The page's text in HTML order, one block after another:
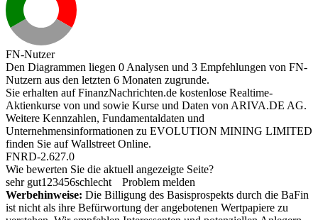
FN-Nutzer
Den Diagrammen liegen 0 Analysen und 3 Empfehlungen von FN-
Nutzern aus den letzten 6 Monaten zugrunde.
Sie erhalten auf FinanzNachrichten.de kostenlose Realtime-
Aktienkurse von und sowie Kurse und Daten von ARIVA.DE AG.
Weitere Kennzahlen, Fundamentaldaten und
Unternehmensinformationen zu EVOLUTION MINING LIMITED
finden Sie aufWallstreet Online.
FNRD-2.627.0
Wie bewerten Sie die aktuell angezeigte Seite?
sehr gut1 23456schlecht
Problem melden
Werbehinweise: Die Billigung des Basisprospekts durch die BaFin
ist nicht als ihre Befürwortung der angebotenen Wertpapiere zu